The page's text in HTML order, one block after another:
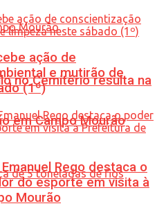
no Cemitério resulta na
em Campo Mourão
ação de
e mutirão de
(1º)
Rego destaca o
do esporte em visita à
Mourão